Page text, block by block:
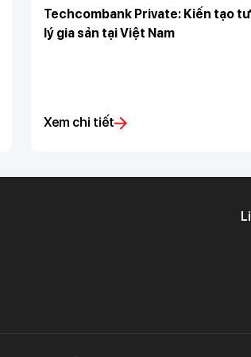
Techcombank Private: Kiến tạo
lý gia sản tại Việt Nam
Xem chi tiết